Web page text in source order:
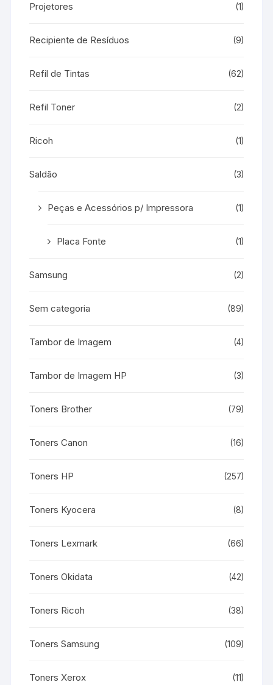
Projetores (1)
Recipiente de Resíduos (9)
Refil de Tintas (62)
Refil Toner (2)
Ricoh (1)
Saldão (3)
Peças e Acessórios p/ Impressora (1)
Placa Fonte (1)
Samsung (2)
Sem categoria (89)
Tambor de Imagem (4)
Tambor de Imagem HP (3)
Toners Brother (79)
Toners Canon (16)
Toners HP (257)
Toners Kyocera (8)
Toners Lexmark (66)
Toners Okidata (42)
Toners Ricoh (38)
Toners Samsung (109)
Toners Xerox (11)